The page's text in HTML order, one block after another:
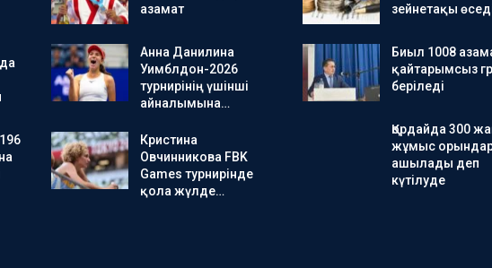
азамат
Анна Данилина
Уимблдон-2026
турнирінің үшінші
айналымына…
Кристина
Овчинникова FBK
Games турнирінде
қола жүлде…
зейнетақы
Биыл 1008
қайтарымсыз
беріледі
Қордайда 300
жұмыс
ашылады деп
күтілуде